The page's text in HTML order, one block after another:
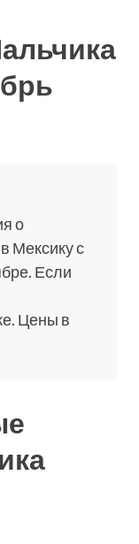
о
Мексику с
Если
Цены в